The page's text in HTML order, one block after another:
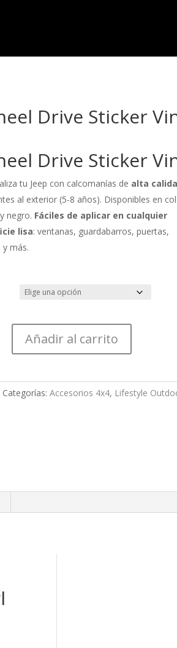
Drive Sticker
Drive Sticker
tu Jeep con calcomanías de alta
al exterior (5-8 años). Disponibles en
negro. Fáciles de aplicar en cualquier
lisa: ventanas, guardabarros, puertas,
más.
Añadir al carrito
Categorías:Accesorios 4x4, Lifestyle